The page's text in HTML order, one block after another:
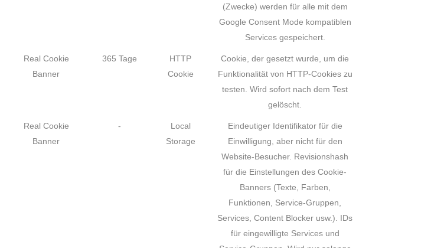
(Zwecke) werden für alle mit dem
Google Consent Mode kompatiblen
Services gespeichert.
Real Cookie
Banner
365 Tage
HTTP
Cookie
Cookie, der gesetzt wurde, um die
Funktionalität von HTTP-Cookies zu
testen. Wird sofort nach dem Test
gelöscht.
Real Cookie
Banner
-
Local
Storage
Eindeutiger Identifikator für die
Einwilligung, aber nicht für den
Website-Besucher. Revisionshash
für die Einstellungen des Cookie-
Banners (Texte, Farben,
Funktionen, Service-Gruppen,
Services, Content Blocker usw.). IDs
für eingewilligte Services und